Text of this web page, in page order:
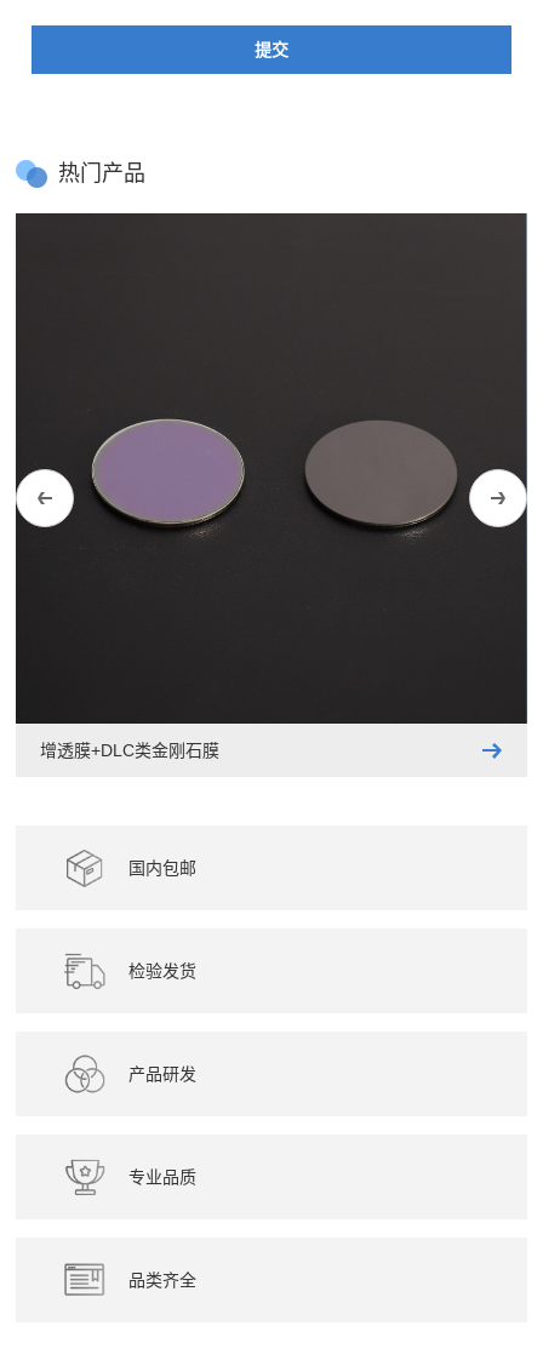
提交
热门产品
增透膜+DLC类金刚石膜
国内包邮
检验发货
产品研发
专业品质
品类齐全